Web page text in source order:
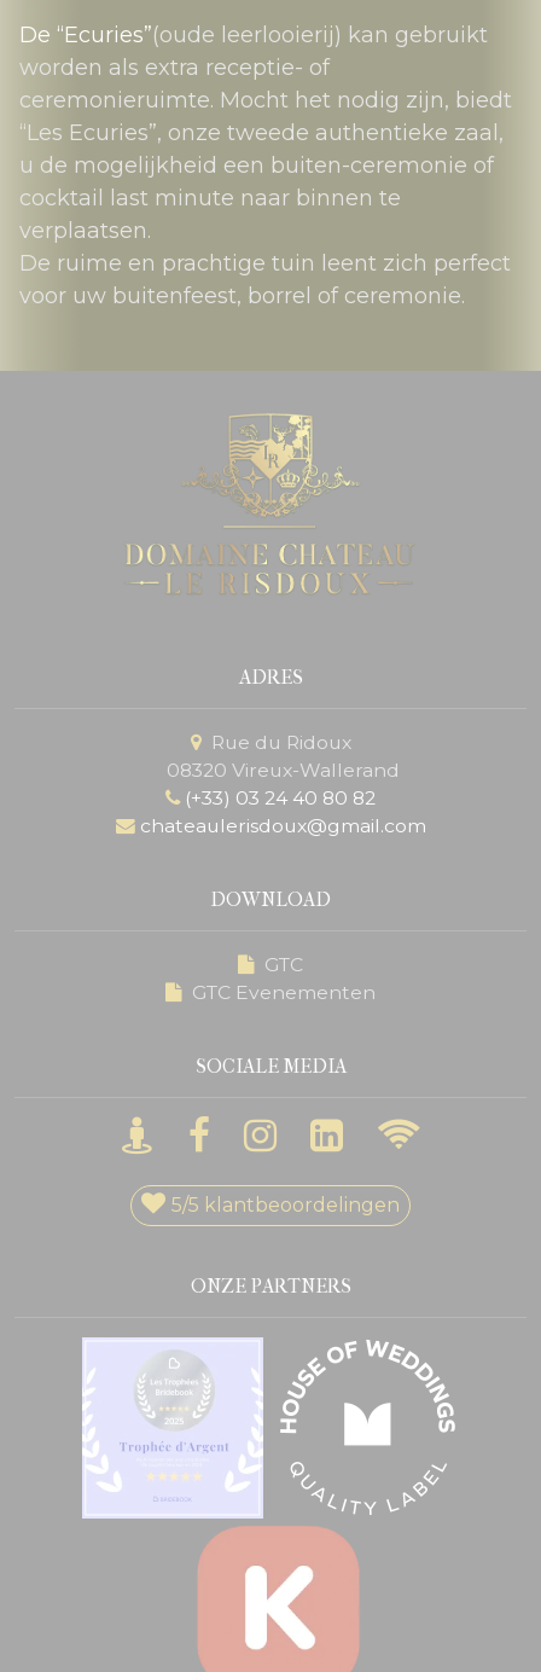
De “Ecuries”(oude leerlooierij) kan gebruikt
worden als extra receptie- of
ceremonieruimte. Mocht het nodig zijn, biedt
“Les Ecuries”, onze tweede authentieke zaal,
u de mogelijkheid een buiten-ceremonie of
cocktail last minute naar binnen te
verplaatsen.
De ruime en prachtige tuin leent zich perfect
voor uw buitenfeest, borrel of ceremonie.
ADRES
Rue du Ridoux
08320 Vireux-Wallerand
(+33) 03 24 40 80 82
chateaulerisdoux@gmail.com
DOWNLOAD
GTC
GTC Evenementen
SOCIALE MEDIA
5/5 klantbeoordelingen
ONZE PARTNERS